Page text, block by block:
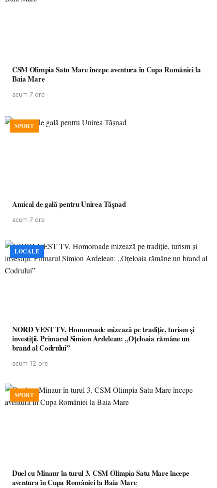
CSM Olimpia Satu Mare începe aventura în Cupa României la
Baia Mare
acum 7 ore
SPORT
Amical de gală pentru Unirea Tășnad
acum 7 ore
LOCALE
NORD VEST TV. Homoroade mizează pe tradiție, turism și
investiții. Primarul Simion Ardelean: „Oțeloaia rămâne un
brand al Codrului”
acum 12 ore
SPORT
Duel cu Minaur în turul 3. CSM Olimpia Satu Mare începe
aventura în Cupa României la Baia Mare